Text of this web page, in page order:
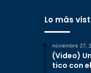
Lo más
noviembre 27,
(Video)
tico con